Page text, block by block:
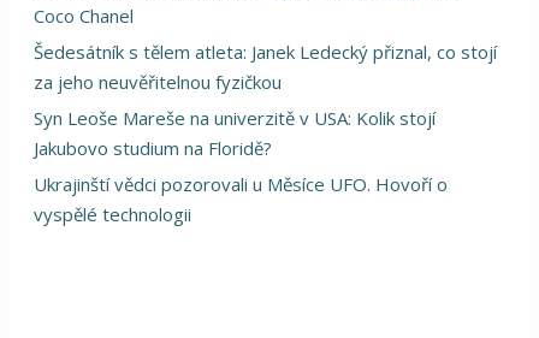
Coco Chanel
Šedesátník s tělem atleta: Janek Ledecký přiznal, co stojí
za jeho neuvěřitelnou fyzičkou
Syn Leoše Mareše na univerzitě v USA: Kolik stojí
Jakubovo studium na Floridě?
Ukrajinští vědci pozorovali u Měsíce UFO. Hovoří o
vyspělé technologii